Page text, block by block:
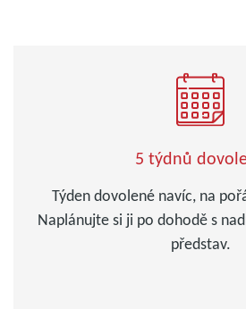
5 týdnů
Týden dovolené navíc, na
Naplánujte si ji po dohodě s
představ.